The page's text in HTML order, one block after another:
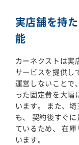
実店舗を持
能
カーネクストは実
サービスを提供し
運営しないことで
った固定費を大幅
います。 また、
も、 契約後すぐ
ているため、 在
います。